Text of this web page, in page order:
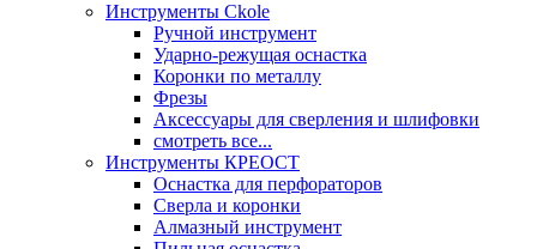
Инструменты Ckole
Ручной инструмент
Ударно‑режущая оснастка
Коронки по металлу
Фрезы
Аксессуары для сверления и шлифовки
смотреть все...
Инструменты КРЕОСТ
Оснастка для перфораторов
Сверла и коронки
Алмазный инструмент